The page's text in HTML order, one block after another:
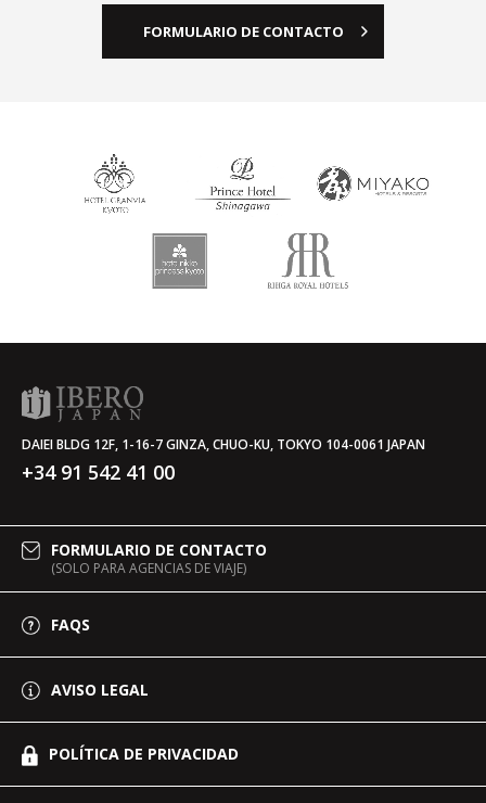
FORMULARIO DE CONTACTO
DAIEI BLDG 12F, 1-16-7 GINZA, CHUO-KU, TOKYO 104-0061 JAPAN
+34 91 542 41 00
FORMULARIO DE CONTACTO
(SOLO PARA AGENCIAS DE VIAJE)
FAQS
AVISO LEGAL
POLÍTICA DE PRIVACIDAD